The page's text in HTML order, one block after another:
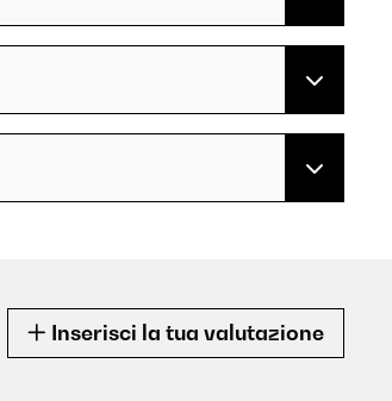
Inserisci la tua valutazione